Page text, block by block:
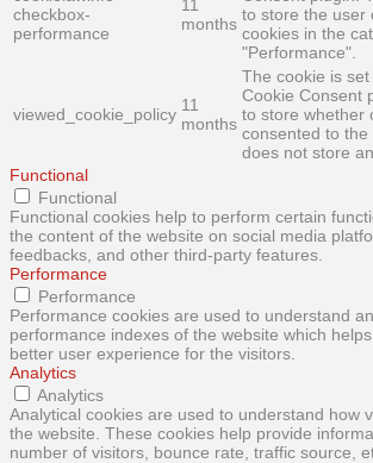
checkbox-
performance
11
months to store the user
cookies in the
"Performance".
viewed_cookie_policy 11
months
The cookie is
Cookie Consent
to store whether
consented to
does not store
Functional
Functional
Functional cookies help to perform certain
the content of the website on social media
feedbacks, and other third-party features.
Performance
Performance
Performance cookies are used to understand
performance indexes of the website which
better user experience for the visitors.
Analytics
Analytics
Analytical cookies are used to understand how
the website. These cookies help provide
number of visitors, bounce rate, traffic source,